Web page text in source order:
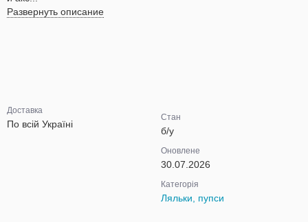
Развернуть описание
Доставка
По всій Україні
Стан
б/у
Оновлене
30.07.2026
Категорія
Ляльки, пупси